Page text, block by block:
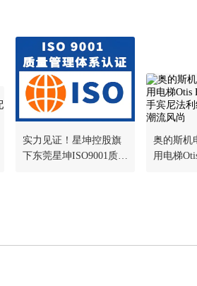
实力见证！星坤控股旗
下东莞星坤ISO9001质量
奥的斯机
用电梯